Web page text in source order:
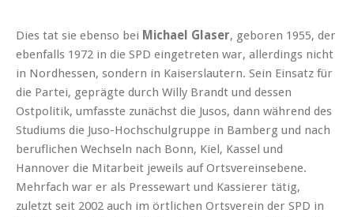
Dies tat sie ebenso bei Michael Glaser, geboren 1955, der
ebenfalls 1972 in die SPD eingetreten war, allerdings nicht
in Nordhessen, sondern in Kaiserslautern. Sein Einsatz für
die Partei, geprägte durch Willy Brandt und dessen
Ostpolitik, umfasste zunächst die Jusos, dann während des
Studiums die Juso-Hochschulgruppe in Bamberg und nach
beruflichen Wechseln nach Bonn, Kiel, Kassel und
Hannover die Mitarbeit jeweils auf Ortsvereinsebene.
Mehrfach war er als Pressewart und Kassierer tätig,
zuletzt seit 2002 auch im örtlichen Ortsverein der SPD in